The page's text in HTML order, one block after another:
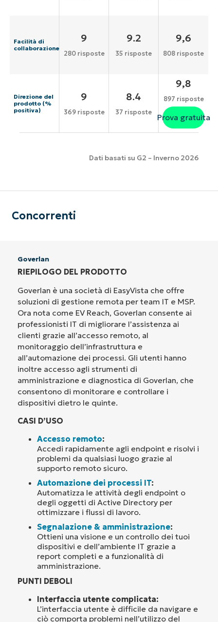
Facilità di
collaborazione
9
280 risposte
9.2
35 risposte
9,6
808 risposte
Direzione del
prodotto (%
positiva)
9
369 risposte
8.4
37 risposte
9,8
897 risposte
Prova gratuita
Dati basati su G2 – Inverno 2026
Concorrenti
Goverlan
RIEPILOGO DEL PRODOTTO
Goverlan è una società di EasyVista che offre
soluzioni di gestione remota per team IT e MSP.
Ora nota come EV Reach, Goverlan consente ai
professionisti IT di migliorare l’assistenza ai
clienti grazie all’accesso remoto, al
monitoraggio dell’infrastruttura e
all’automazione dei processi. Gli utenti hanno
inoltre accesso agli strumenti di
amministrazione e diagnostica di Goverlan, che
consentono di monitorare e controllare i
dispositivi dietro le quinte.
CASI D’USO
Accesso remoto:
Accedi rapidamente agli endpoint e risolvi i
problemi da qualsiasi luogo grazie al
supporto remoto sicuro.
Automazione dei processi IT:
Automatizza le attività degli endpoint o
degli oggetti di Active Directory per
ottimizzare i flussi di lavoro.
Segnalazione & amministrazione:
Ottieni una visione e un controllo dei tuoi
dispositivi e dell’ambiente IT grazie a
report completi e a funzionalità di
amministrazione.
PUNTI DEBOLI
Interfaccia utente complicata:
L’interfaccia utente è difficile da navigare e
ciò comporta problemi nell’utilizzo del